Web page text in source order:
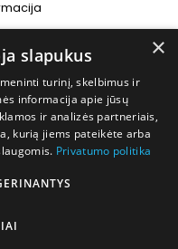
×
slapukus
turinį, skelbimus ir
informacija apie jūsų
ir analizės partneriais,
kurią jiems pateikėte arba
Privatumo politika